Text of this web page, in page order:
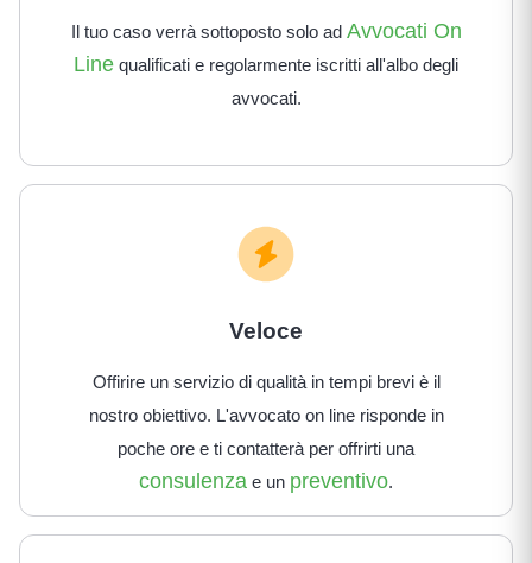
Il tuo caso verrà sottoposto solo ad Avvocati On
Line qualificati e regolarmente iscritti all'albo degli
avvocati.
Veloce
Offirire un servizio di qualità in tempi brevi è il
nostro obiettivo. L'avvocato on line risponde in
poche ore e ti contatterà per offrirti una
consulenza e un preventivo.